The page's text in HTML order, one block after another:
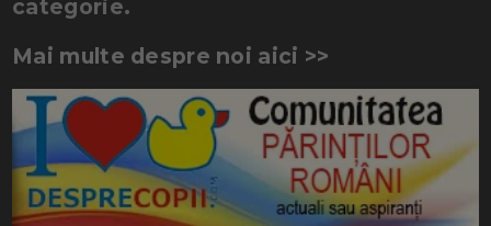
categorie.
Mai multe despre noi aici >>